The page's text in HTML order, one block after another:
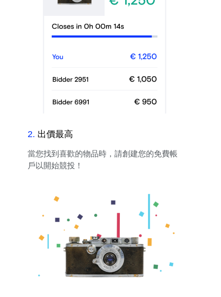
2. 出價最高
當您找到喜歡的物品時，請創建您的免費帳
戶以開始競投！